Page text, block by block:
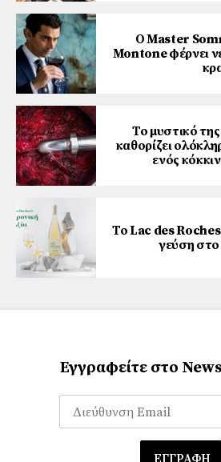
Ο Master
Montone φέρνει
Το μυστικό
καθορίζει
ενός
Το Lac des
γεύση στο
Εγγραφείτε στο